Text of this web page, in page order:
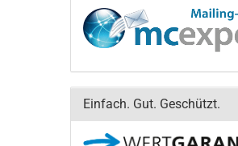
Einfach. Gut. Geschützt.